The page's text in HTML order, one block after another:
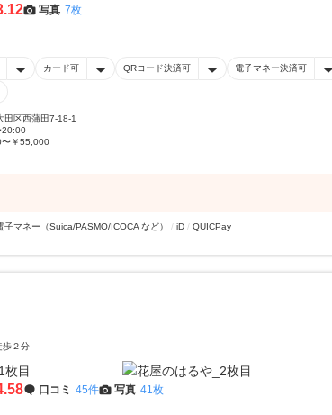
写真 7枚
カード可 QRコード決済可 電子マネー決済可
田区西蒲田7-18-1
20:00
〜￥55,000
子マネー（Suica/PASMO/ICOCA など） iD QUICPay
歩２分
口コミ 45件 写真 41枚